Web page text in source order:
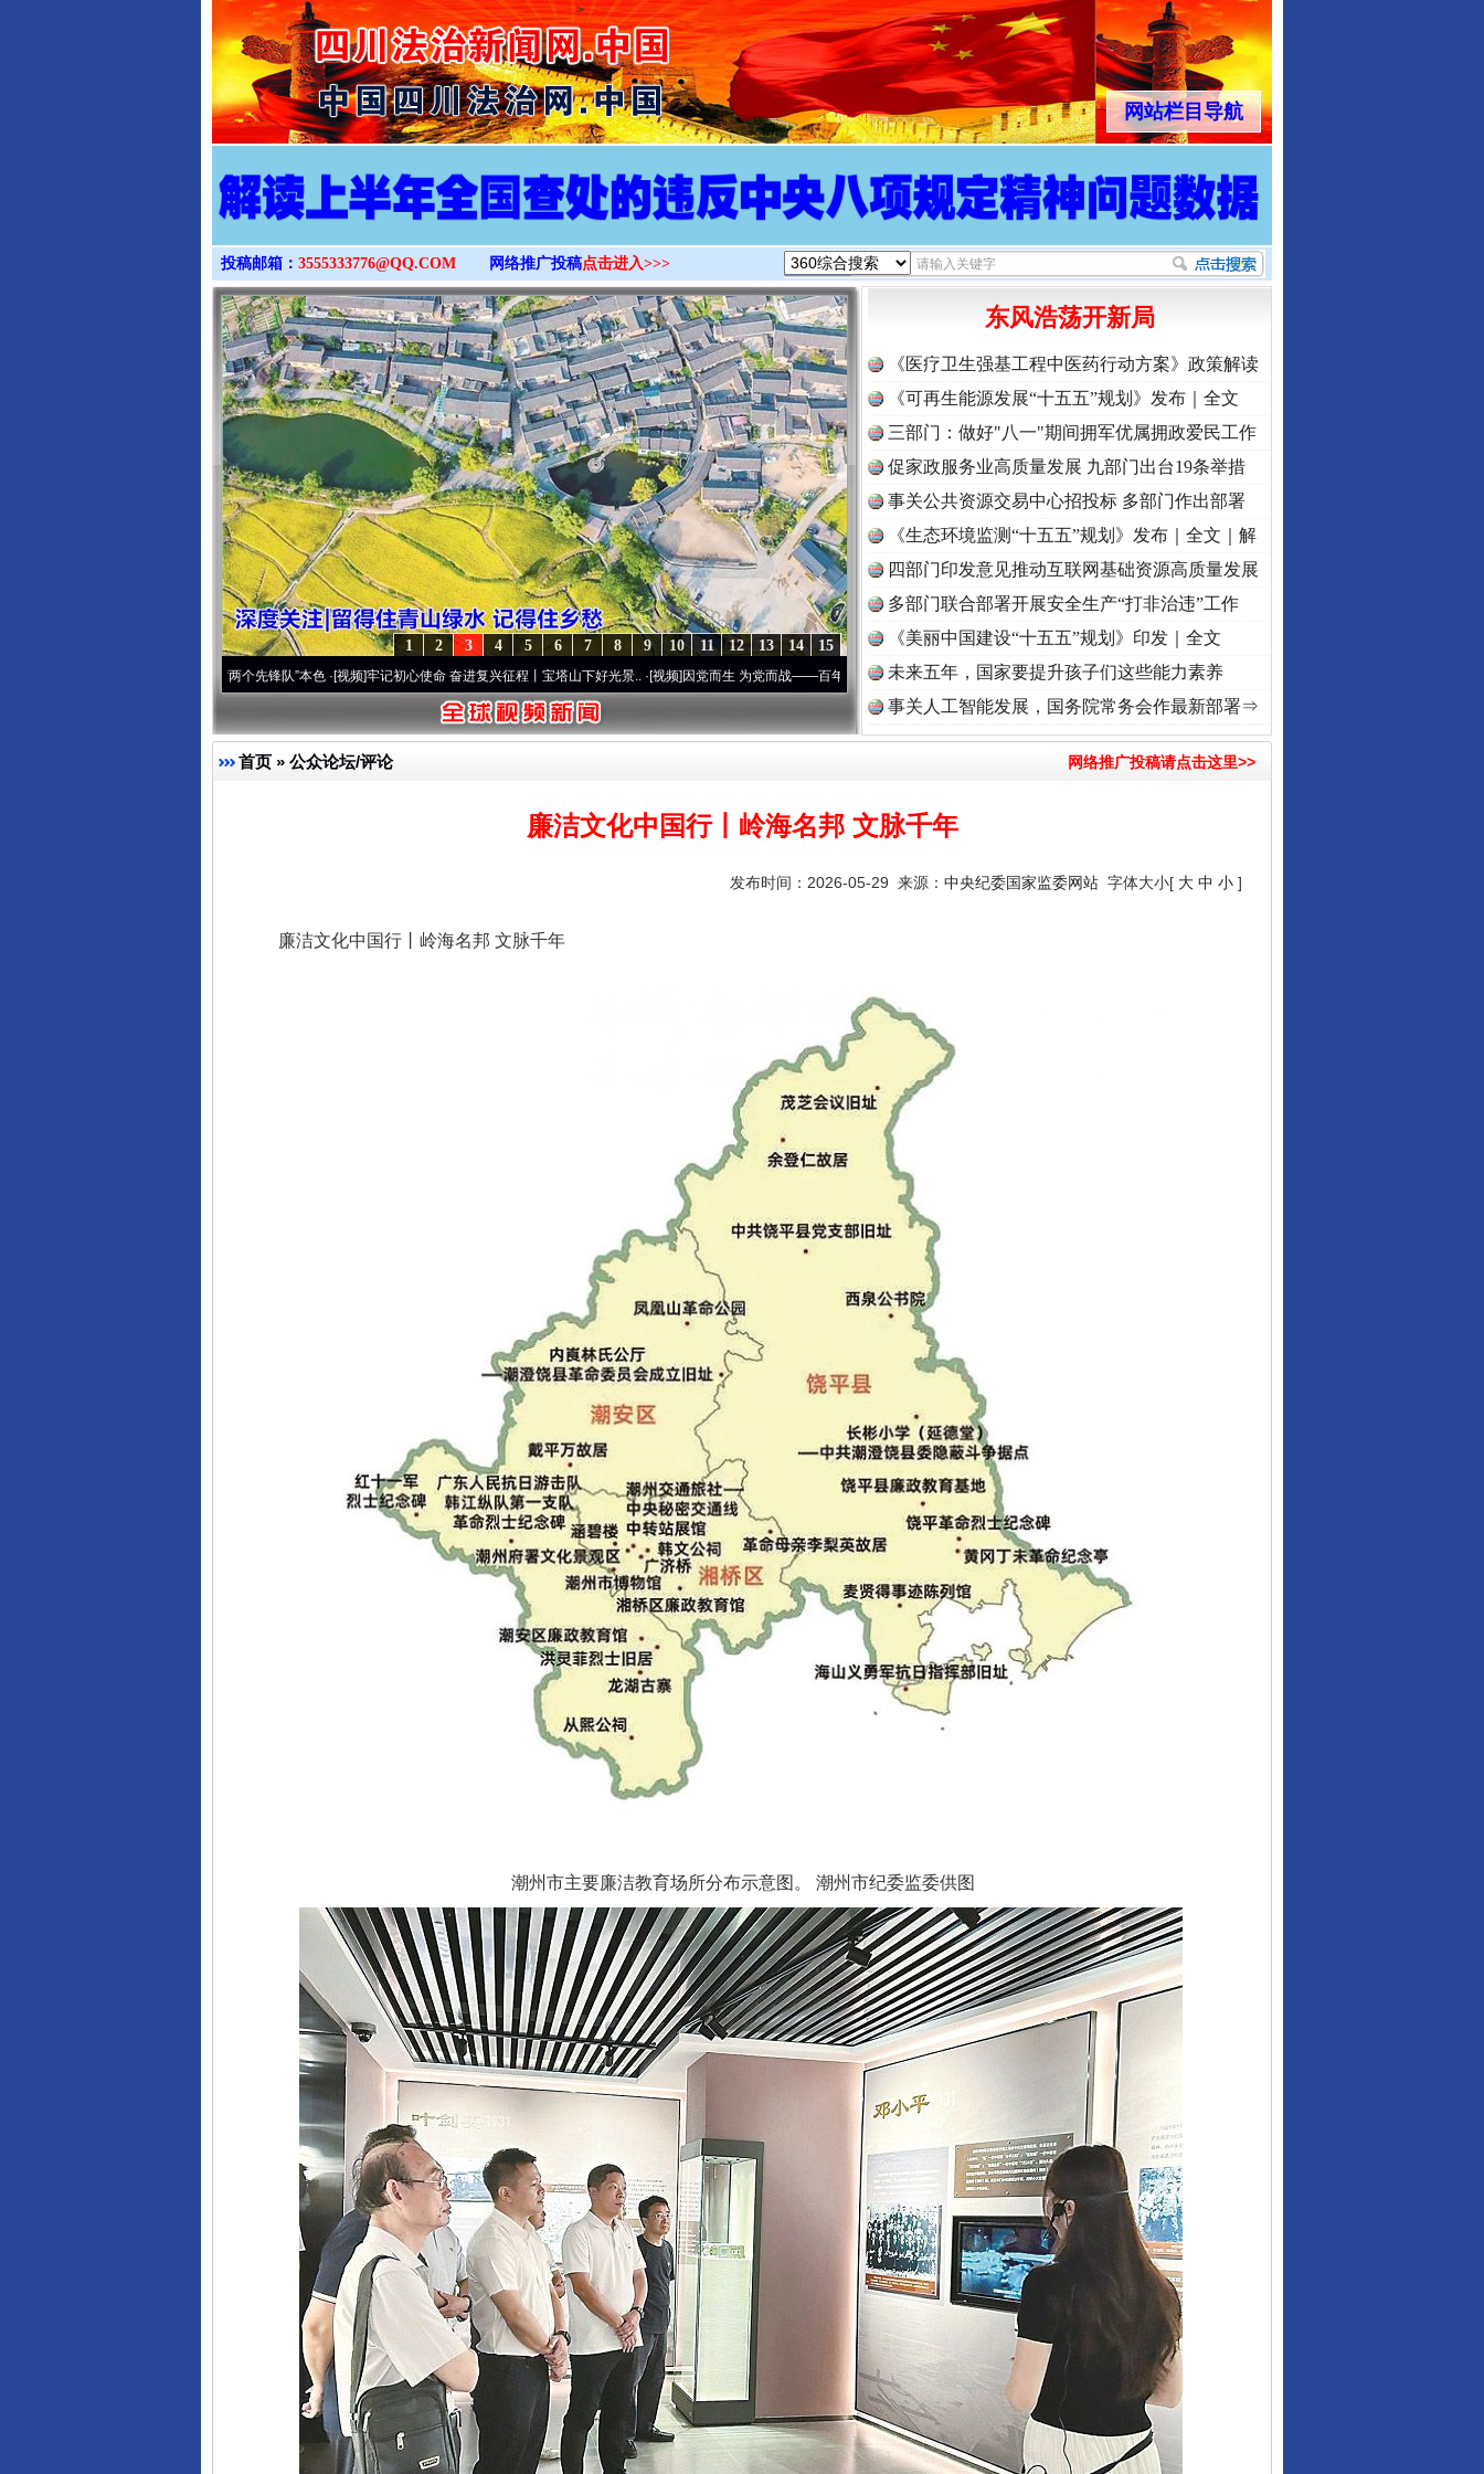
>
网站栏目导航
投稿邮箱： 3555333776@QQ.COM 网络推广投稿点击进入>>>
15
14
13
12
11
10
9
8
7
6
5
4
3
2
1
永葆“两个先锋队”本色·[视频]牢记初心使命 奋进复兴征程丨宝塔山下好光景..·[视频]因党而生 为党而战——百年“纪”事⑧加强纪律..·[视频]牢记初心使命 奋进复兴征程丨“转折之城”激荡.. ·[视频]
东风浩荡开新局
《医疗卫生强基工程中医药行动方案》政策解读
《可再生能源发展“十五五”规划》发布｜全文
三部门：做好"八一"期间拥军优属拥政爱民工作
促家政服务业高质量发展 九部门出台19条举措
事关公共资源交易中心招投标 多部门作出部署
《生态环境监测“十五五”规划》发布｜全文｜解
读
四部门印发意见推动互联网基础资源高质量发展
多部门联合部署开展安全生产“打非治违”工作
《美丽中国建设“十五五”规划》印发｜全文
未来五年，国家要提升孩子们这些能力素养
事关人工智能发展，国务院常务会作最新部署⇒
首页 » 公众论坛/评论 网络推广投稿请点击这里>>
廉洁文化中国行丨岭海名邦 文脉千年
发布时间：2026-05-29 来源： 中央纪委国家监委网站 字体大小[ 大 中 小 ]
廉洁文化中国行丨岭海名邦 文脉千年
潮州市主要廉洁教育场所分布示意图。 潮州市纪委监委供图